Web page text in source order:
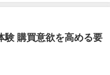
験 購買意欲を高める要